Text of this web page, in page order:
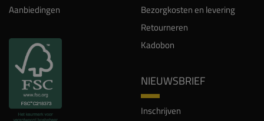
Aanbiedingen
Bezorgkosten en levering
Retourneren
Kadobon
NIEUWSBRIEF
Inschrijven